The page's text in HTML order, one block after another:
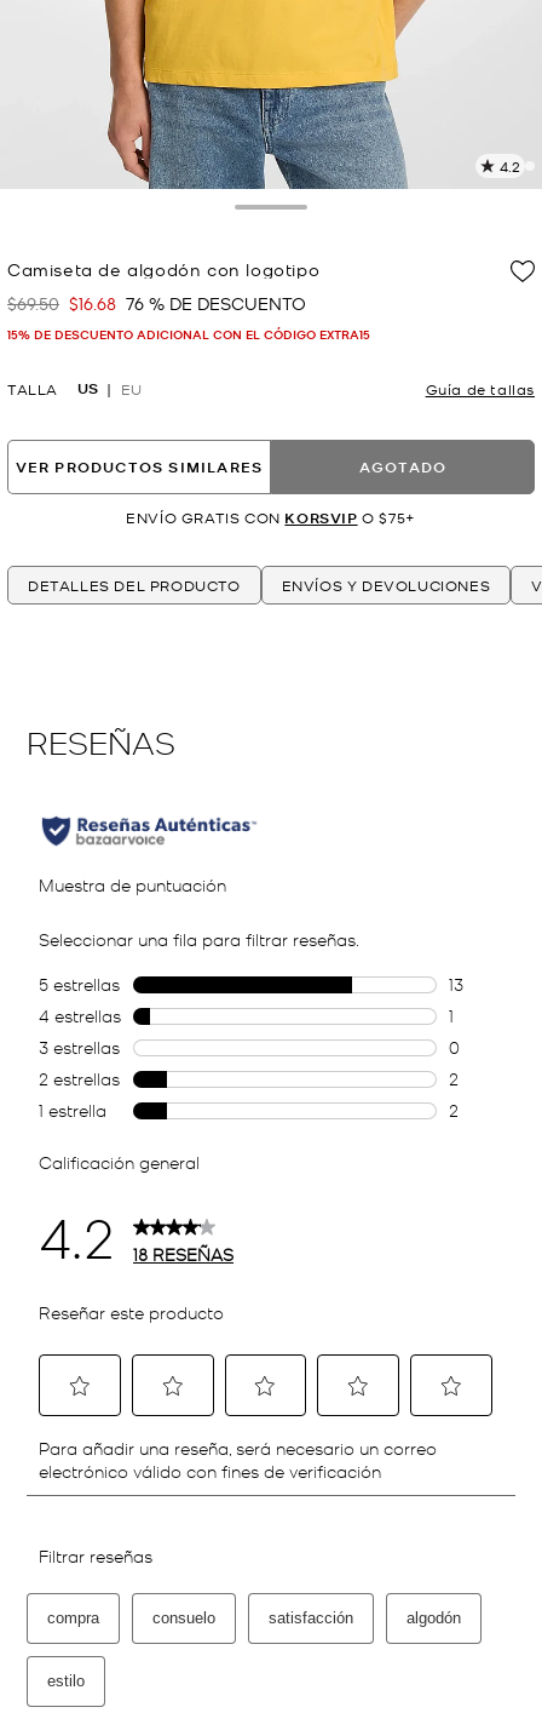
4.2
Camiseta de algodón con logotipo
Era
$69.50 Ahora
$16.68 76 % DE DESCUENTO
15% DE DESCUENTO ADICIONAL CON EL CÓDIGO EXTRA15
TALLA US EU Guía de tallas
VER PRODUCTOS SIMILARES AGOTADO
ENVÍO GRATIS CON KORSVIP O $75+
DETALLES DEL PRODUCTO ENVÍOS Y DEVOLUCIONES